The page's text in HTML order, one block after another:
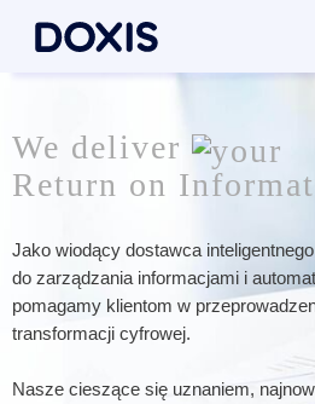
We deliver
Return on
Jako wiodący dostawca
do zarządzania informacjami i
pomagamy klientom w
transformacji cyfrowej.
Nasze cieszące się uznaniem,